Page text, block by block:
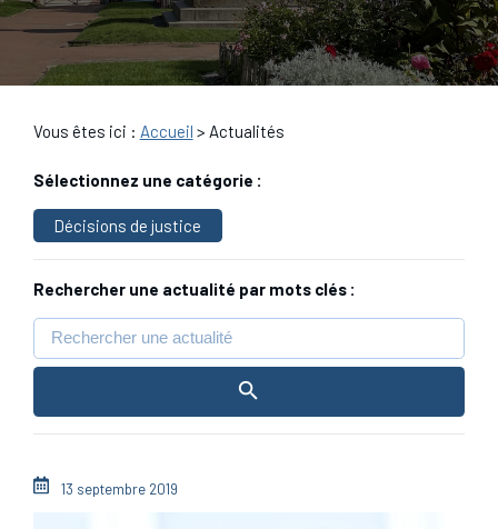
Vous êtes ici : Accueil > Actualités
Sélectionnez une catégorie :
Décisions de justice
Rechercher une actualité par mots clés :
13 septembre 2019